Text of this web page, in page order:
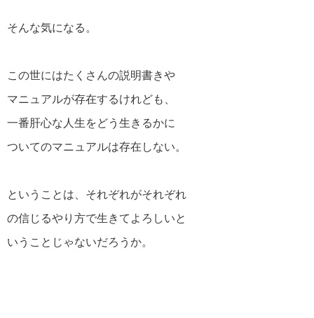
そんな気になる。
この世にはたくさんの説明書きや
マニュアルが存在するけれども、
一番肝心な人生をどう生きるかに
ついてのマニュアルは存在しない。
ということは、それぞれがそれぞれ
の信じるやり方で生きてよろしいと
いうことじゃないだろうか。